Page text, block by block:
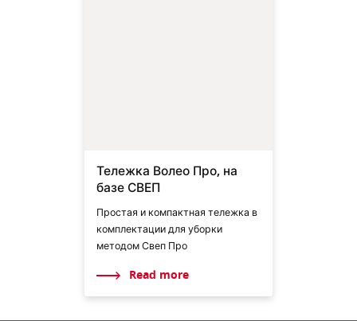
Тележка Волео Про, на
базе СВЕП
Простая и компактная тележка в
комплектации для уборки
методом Свеп Про
Read more